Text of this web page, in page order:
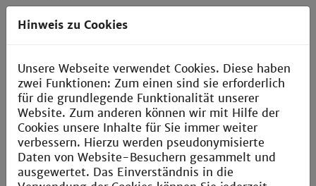
Werkstofftechnologien, Herstellung und
Kontaktwerkstoffe, Leiterplattentechnik und
Supraleiter, Thermospannung, Dehnungsmessstreifen
> Halbleitertechnologie, Dotierung, PN-Übergang,
Diode, LEDs, Solarzellen, Hall-Effekt
> Anorganische und organische Werkstoffe:
Kunststofftechnik, Gläser und Keramiken
> Magnetismus und Magnetwerkstoffe: Dia-, Para-
und Ferromagnetismus, Weich- und Hartmagnete,
Hinweis zu Cookies
Unsere Webseite verwendet Cookies. Diese haben
zwei Funktionen: Zum einen sind sie erforderlich
für die grundlegende Funktionalität unserer
Website. Zum anderen können wir mit Hilfe der
Cookies unsere Inhalte für Sie immer weiter
verbessern. Hierzu werden pseudonymisierte
Daten von Website-Besuchern gesammelt und
ausgewertet. Das Einverständnis in die